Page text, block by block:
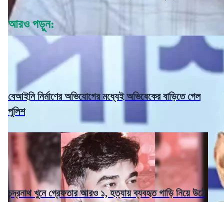
আরও পড়ুন:
বেআইনি নির্মাণের অভিযোগের মধ্যেই অভিষেকের বাড়িতে গেল
পুলিশ
চন্দ্রনাথ খুনে গ্রেফতার আরও ১, হত্যায় ব্যবহৃত গাড়ি নিয়ে উঠে